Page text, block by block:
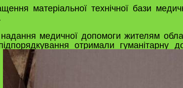
матеріальної технічної бази
медичної допомоги жителям
отримали